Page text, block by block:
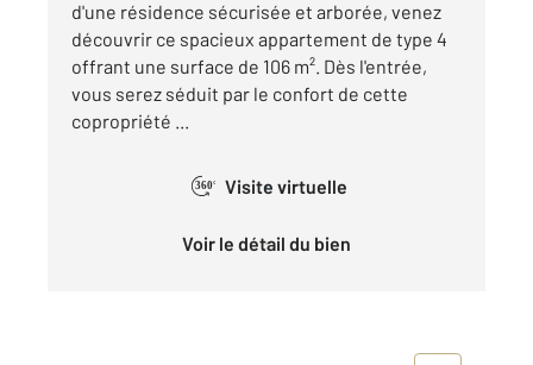
d'une résidence sécurisée et arborée, venez
découvrir ce spacieux appartement de type 4
offrant une surface de 106 m². Dès l'entrée,
vous serez séduit par le confort de cette
copropriété ...
360° Visite virtuelle
Voir le détail du bien